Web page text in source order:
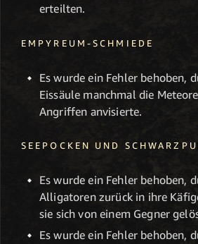
erteilten.
EMPYREUM-SCHMIEDE
Es wurde ein Fehler behoben,
Eissäule manchmal die
Angriffen anvisierte.
SEEPOCKEN UND
Es wurde ein Fehler behoben,
Alligatoren zurück in ihre
sie sich von einem Gegner
Es wurde ein Fehler behoben,